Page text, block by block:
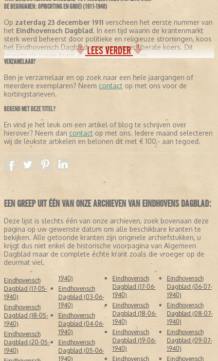
DE BEGINJAREN: OPRICHTING EN GROEI (1911-1940)
Op zaterdag 23 december 1911 verscheen het eerste nummer van
het Eindhovensch Dagblad. In een tijd waarin de krantenmarkt
sterk werd beheerst door politieke en religieuze stromingen, koos
het Eindhovensch Dagblad voor een meer liberale koers. Dit
leverde de jonge krant al snel uitdagingen op.
concurrentie van deEindhovensche en Meijerijsche Courant
een fusiekrant met een uitgesproken katholieke signatuur. Deze
concurrent genoot grote steun van de kerkelijke overheden, wat
zich vertaalde in de abonneecijfers. In de jaren dertig telde het
Eindhovensch Dagblad ongeveer 8.000 abonnees, terwijl de
Eindhovensche en Meijerijsche Courant kon rekenen op circa
18.000 lezers.
Een abonnement kostte destijds 1,30 gulden per kwartaal – een
bedrag dat voor veel gezinnen een weloverwogen investering
betekende.
De
bracht donkere tijden voor het
Eindhovensch Dagblad. De krant kampte met enorme uitdagingen
onder de Duitse bezetting. In1941verdween de titel zelfs volledig
van de straat toen de Duitse bezetter een voorgenomen fusie met
concurrent Eindhovensche en Meijerijsche Courant – aanvankelijk
ingegeven door papierschaarste – op het laatste moment afblies.
Het gevolg was een mediamonopolie in de regio Eindhoven. De
voormalige Eindhovensche en Meijerijsche Courant werd
omgedoopt tot
en kreeg een pro-
Duitse koers opgelegd. Gelukkig keerde de titel Eindhovensch
Dagblad nog vóór de val van Berlijn terug, waarmee een nieuw
hoofdstuk in de krantengeschiedenis werd ingeluid.
NAOORLOGSE FUSIES EN CONSOLIDATIE (1945-1967)
Na de bevrijding brak een periode aan van intense concurrentie.
Het Eindhovensch Dagblad kreeg opnieuw te maken metOost-
Brabant, een krant die in feite een voortzetting was van de tijdens
de oorlog gecompromitteerde Eindhovensche en Meijerijsche
Courant. Oost-Brabant verloor gestaag abonnees aan het
LEES VERDER
VERZAMELAAR?
Ben je verzamelaar en op zoek naar een hele jaargangen of
meerdere exemplaren? Neem contact op met ons voor de
kortingstarieven.
BEKEND MET DEZE TITEL?
En vind je het leuk om een artikel of blog te schrijven over
hierover? Neem dan contact op met ons. Iedere maand selecteren
wij de leukste artikelen en belonen dit met € 100,- aan tegoed.
EEN GREEP UIT ÉÉN VAN ONZE ARCHIEVEN VAN EINDHOVENS DAGBLAD:
Deze lijst is slechts één van onze archieven, zoek bovenaan deze
pagina op uw gewenste datum om alle beschikbare kranten te
bekijken. Alle getoonde kranten zijn originele archiefstukken, u
krijgt dus niet enkel de historische voorpagina van Algemeen
Dagblad maar de complete échte krant zoals die vroeger op de
deurmat viel.
Eindhovensch
Dagblad (17-05-
1940)
Eindhovensch
Dagblad (18-05-
1940)
Eindhovensch
Dagblad (20-05-
1940)
1940)
Eindhovensch
Dagblad (03-06-
1940)
Eindhovensch
Dagblad (04-06-
1940)
Eindhovensch
Dagblad (05-06-
1940)
Eindhovensch
Dagblad (17-06-
1940)
Eindhovensch
Dagblad (18-06-
1940)
Eindhovensch
Dagblad (19-06-
1940)
Eindhovensch
Eindhovensch
Dagblad (06-07-
1940)
Eindhovensch
Dagblad (08-07-
1940)
Eindhovensch
Dagblad (09-07-
1940)
Eindhovensch